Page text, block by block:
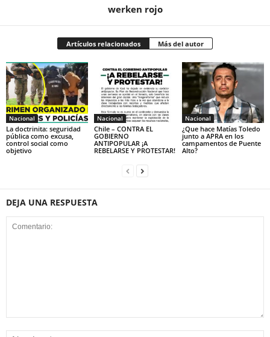
werken rojo
Artículos relacionados Más del autor
Nacional
La doctrinita: seguridad
pública como excusa,
control social como
objetivo
Nacional
Chile – CONTRA EL
GOBIERNO
ANTIPOPULAR ¡A
REBELARSE Y PROTESTAR!
Nacional
¿Que hace Matías Toledo
junto a APRA en los
campamentos de Puente
Alto?
DEJA UNA RESPUESTA